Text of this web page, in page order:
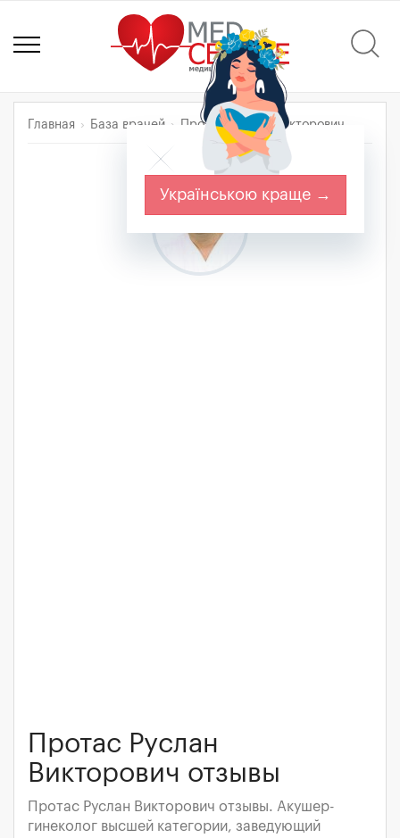
Главная База врачей Протас Руслан Викторович
Протас Руслан
Викторович отзывы
Протас Руслан Викторович отзывы. Aкушер-
гинеколог высшей категории, заведующий
Українською краще →